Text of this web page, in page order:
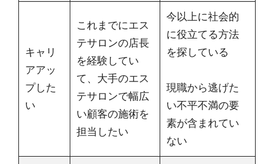
キャリ
アアッ
プした
い
これまでにエス
テサロンの店長
を経験してい
て、大手のエス
テサロンで幅広
い顧客の施術を
担当したい
今以上に社会的
に役立てる方法
を探している
現職から逃げた
い不平不満の要
素が含まれてい
ない